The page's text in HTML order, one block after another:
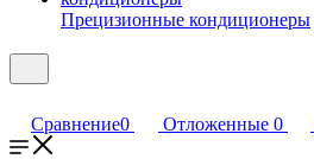
Прецизионные кондиционеры
Сравнение0 Отложенные 0